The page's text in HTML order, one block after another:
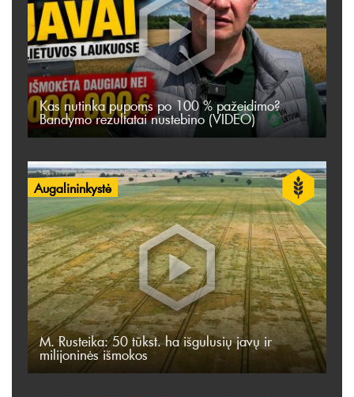
Kas nutinka pupoms po 100 % pažeidimo?
Bandymo rezultatai nustebino (VIDEO)
Augalininkystė
M. Rusteika: 50 tūkst. ha išgulusių javų ir
milijoninės išmokos